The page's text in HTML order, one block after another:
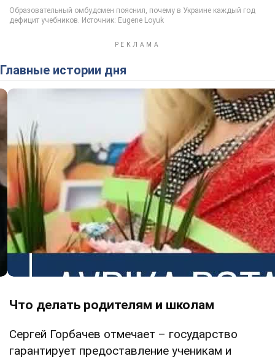
Главные истории дня
Что делать родителям и школам
Сергей Горбачев отмечает – государство
гарантирует предоставление ученикам и